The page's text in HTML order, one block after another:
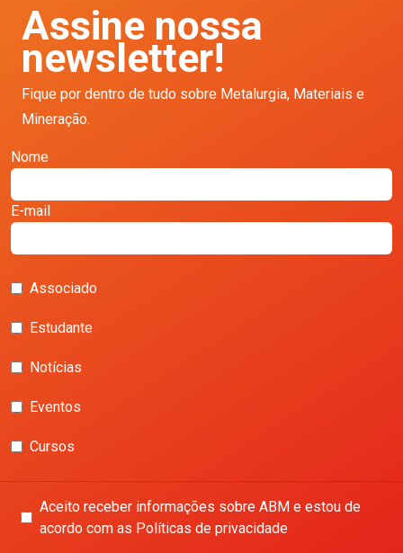
Assine nossa
newsletter!
Fique por dentro de tudo sobre Metalurgia, Materiais e
Mineração.
Nome
E-mail
Associado
Estudante
Notícias
Eventos
Cursos
Aceito receber informações sobre ABM e estou de
acordo com as Políticas de privacidade